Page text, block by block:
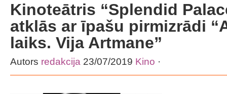
Kinoteātris “Splendid
atklās ar īpašu pirmizrādi
laiks. Vija Artmane”
Autors redakcija 23/07/2019 Kino ·